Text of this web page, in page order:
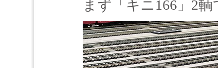
まず「キニ166」2輌